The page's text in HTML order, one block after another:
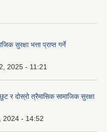
सुरक्षा भत्ता प्राप्त गर्ने
2025 - 11:21
दोस्रो त्रैमासिक सामाजिक सुरक्षा
2024 - 14:52